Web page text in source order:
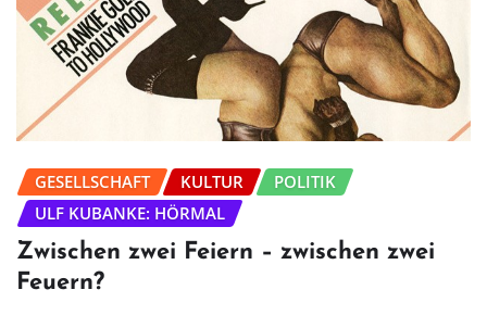
GESELLSCHAFT KULTUR
POLITIK
ULF KUBANKE: HÖRMAL
Zwischen zwei Feiern – zwischen zwei
Feuern?